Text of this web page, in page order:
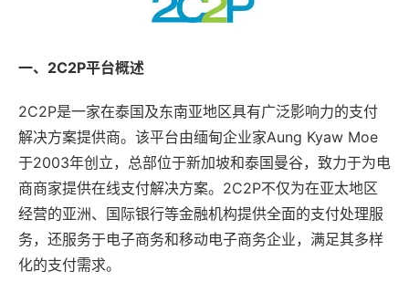
一、2C2P平台概述
2C2P是一家在泰国及东南亚地区具有广泛影响力的支付
解决方案提供商。该平台由缅甸企业家Aung Kyaw Moe
于2003年创立，总部位于新加坡和泰国曼谷，致力于为电
商商家提供在线支付解决方案。2C2P不仅为在亚太地区
经营的亚洲、国际银行等金融机构提供全面的支付处理服
务，还服务于电子商务和移动电子商务企业，满足其多样
化的支付需求。